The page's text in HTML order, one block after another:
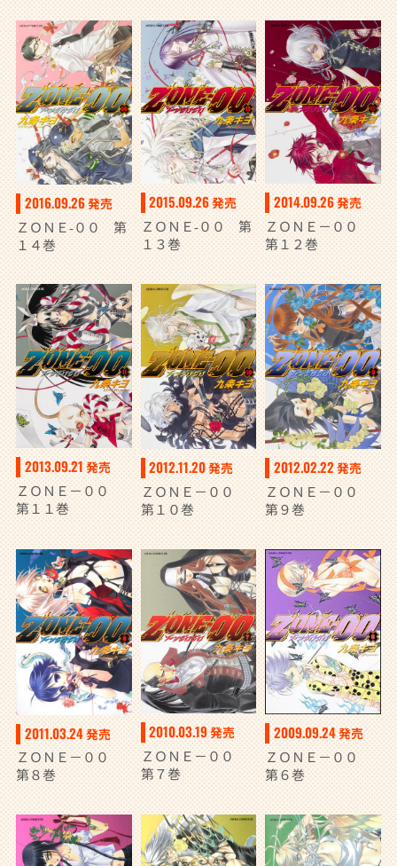
2016.09.26発売
ＺＯＮＥ‐００ 第
１４巻
2015.09.26発売
ＺＯＮＥ‐００ 第
１３巻
2014.09.26発売
ＺＯＮＥ－００
第１２巻
2013.09.21 発売
ＺＯＮＥ－００
第１１巻
2012.11.20発売
ＺＯＮＥ－００
第１０巻
2012.02.22 発売
ＺＯＮＥ－００
第９巻
2011.03.24発売
ＺＯＮＥ－００
第８巻
2010.03.19発売
ＺＯＮＥ－００
第７巻
2009.09.24発売
ＺＯＮＥ－００
第６巻